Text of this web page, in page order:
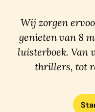
Wij zorgen
genieten van 8
luisterboek. Van
thrillers, tot